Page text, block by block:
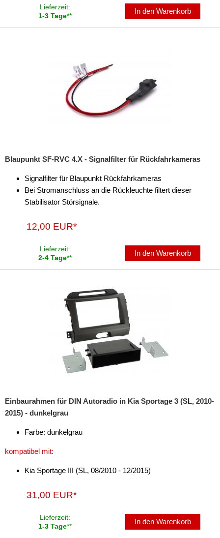
Lieferzeit:
1-3 Tage**
In den Warenkorb
Blaupunkt SF-RVC 4.X - Signalfilter für Rückfahrkameras
Signalfilter für Blaupunkt Rückfahrkameras
Bei Stromanschluss an die Rückleuchte filtert dieser
Stabilisator Störsignale.
12,00 EUR*
Lieferzeit:
2-4 Tage**
In den Warenkorb
Einbaurahmen für DIN Autoradio in Kia Sportage 3 (SL, 2010-
2015) - dunkelgrau
Farbe: dunkelgrau
kompatibel mit:
Kia Sportage III (SL, 08/2010 - 12/2015)
31,00 EUR*
Lieferzeit:
1-3 Tage**
In den Warenkorb